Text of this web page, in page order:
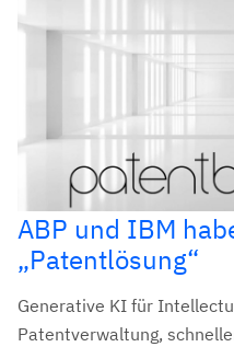
ABP und IBM
„Patentlösung“
Generative KI für
Patentverwaltung,